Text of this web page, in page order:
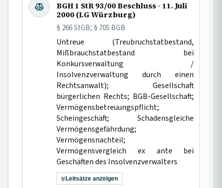
BGH 1 StR 93/00 Beschluss - 11. Juli
2000 (LG Würzburg)
§ 266 StGB; § 705 BGB
Untreue (Treubruchstatbestand,
Mißbrauchstatbestand bei
Konkursverwaltung /
Insolvenzverwaltung durch einen
Rechtsanwalt); Gesellschaft
bürgerlichen Rechts; BGB-Gesellschaft;
Vermögensbetreuungspflicht;
Scheingeschäft; Schadensgleiche
Vermögensgefährdung;
Vermögensnachteil;
Vermögensvergleich ex ante bei
Geschäften des Insolvenzverwalters
Leitsätze anzeigen